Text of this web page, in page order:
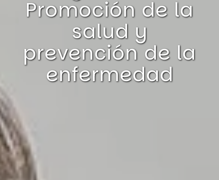
Promoción de la
salud y
prevención de la
enfermedad